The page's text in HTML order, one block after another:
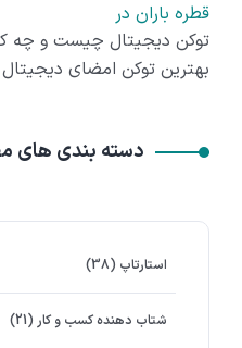
قطره باران در
توکن دیجیتال چیست و چه
بهترین توکن امضای دیجیتال
دسته بندی های
استارتاپ (38)
شتاب دهنده کسب و کار (21)